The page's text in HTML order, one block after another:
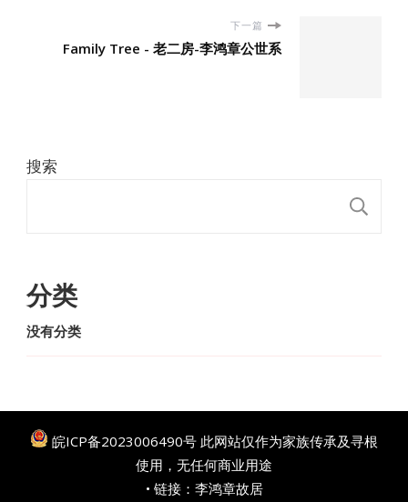
下一篇
Family Tree - 老二房-李鸿章公世系
搜索
分类
没有分类
皖ICP备2023006490号 此网站仅作为家族传承及寻根
使用，无任何商业用途
• 链接： 李鸿章故居